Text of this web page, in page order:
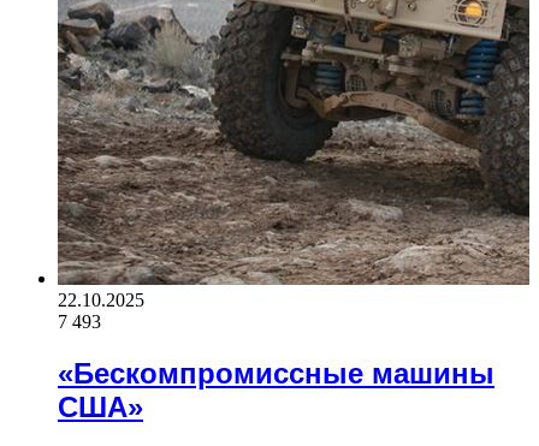
22.10.2025
7 493
«Бескомпромиссные машины
США»